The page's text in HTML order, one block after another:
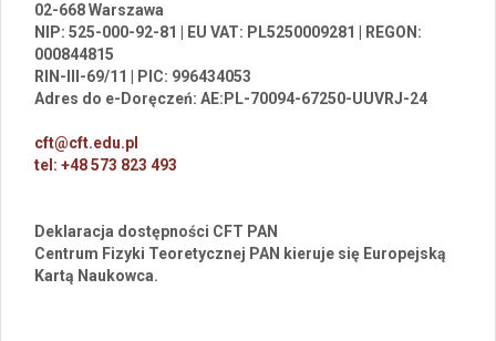
02-668 Warszawa
NIP: 525-000-92-81 | EU VAT: PL5250009281 | REGON:
000844815
RIN-III-69/11 | PIC: 996434053
Adres do e-Doręczeń: AE:PL-70094-67250-UUVRJ-24
cft@cft.edu.pl
tel: +48 573 823 493
Deklaracja dostępności CFT PAN
Centrum Fizyki Teoretycznej PAN kieruje się Europejską
Kartą Naukowca.